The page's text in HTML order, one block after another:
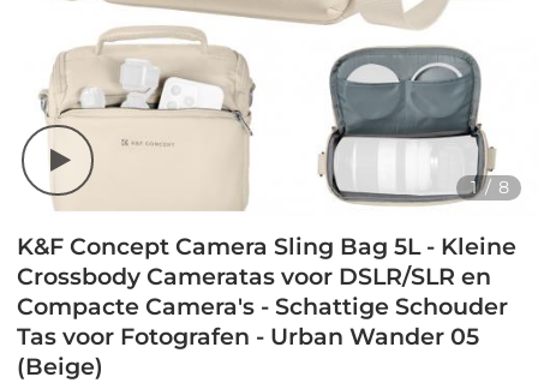
1/ 8
K&F Concept Camera Sling Bag 5L - Kleine
Crossbody Cameratas voor DSLR/SLR en
Compacte Camera's - Schattige Schouder
Tas voor Fotografen - Urban Wander 05
(Beige)